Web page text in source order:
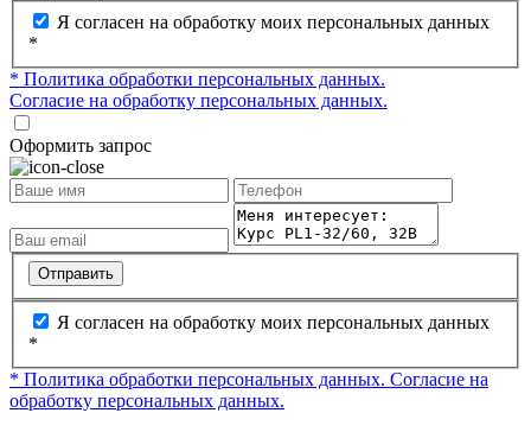
Я согласен на обработку моих персональных данных
*
* Политика обработки персональных данных.
Согласие на обработку персональных данных.
Оформить запрос
Отправить
Я согласен на обработку моих персональных данных
*
* Политика обработки персональных данных. Согласие на
обработку персональных данных.